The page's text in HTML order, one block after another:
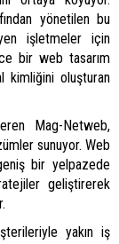
yönetilen bu
işletmeler için
bir web tasarım
kimliğini oluşturan
Mag-Netweb,
sunuyor. Web
bir yelpazede
geliştirerek
yakın iş